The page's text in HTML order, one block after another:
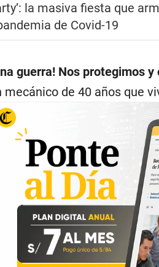
la masiva fiesta que
de Covid-19
guerra! Nos protegimos
mecánico de 40 años que